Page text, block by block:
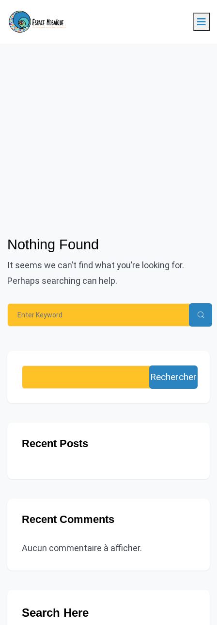
Nothing Found
It seems we can’t find what you’re looking for.
Perhaps searching can help.
Rechercher
Recent Posts
Recent Comments
Aucun commentaire à afficher.
Search Here